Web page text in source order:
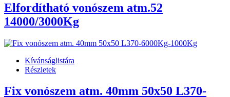
Elfordítható vonószem atm.52
14000/3000Kg
Kívánságlistára
Részletek
Fix vonószem atm. 40mm 50x50 L370-